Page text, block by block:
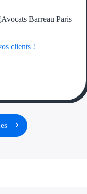
Aides Région
Aides Région
Aides Région
Couvertures
Aides Nationales
clients !